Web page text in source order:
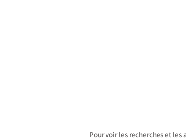
Pour voir les recherches et les